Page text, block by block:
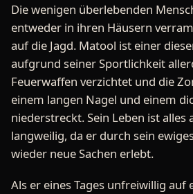
Die wenigen überlebenden
entweder in ihren Häusern
auf die Jagd. Matool ist einer
aufgrund seiner Sportlichkeit
Feuerwaffen verzichtet und die
einem langen Nagel und einem
niederstreckt. Sein Leben ist alles
langweilig, da er durch sein
wieder neue Sachen erlebt.
Als er eines Tages unfreiwillig auf